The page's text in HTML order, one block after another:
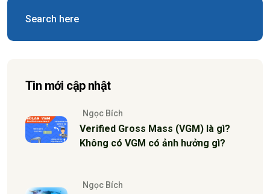
Tin mới cập nhật
Ngọc Bích
Verified Gross Mass (VGM) là gì?
Không có VGM có ảnh hưởng gì?
Ngọc Bích